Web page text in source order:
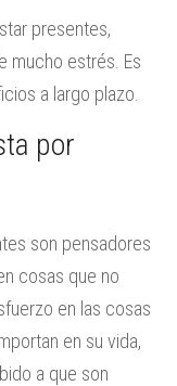
presentes,
mucho estrés. Es
a largo plazo.
por
son pensadores
cosas que no
en las cosas
en su vida,
a que son